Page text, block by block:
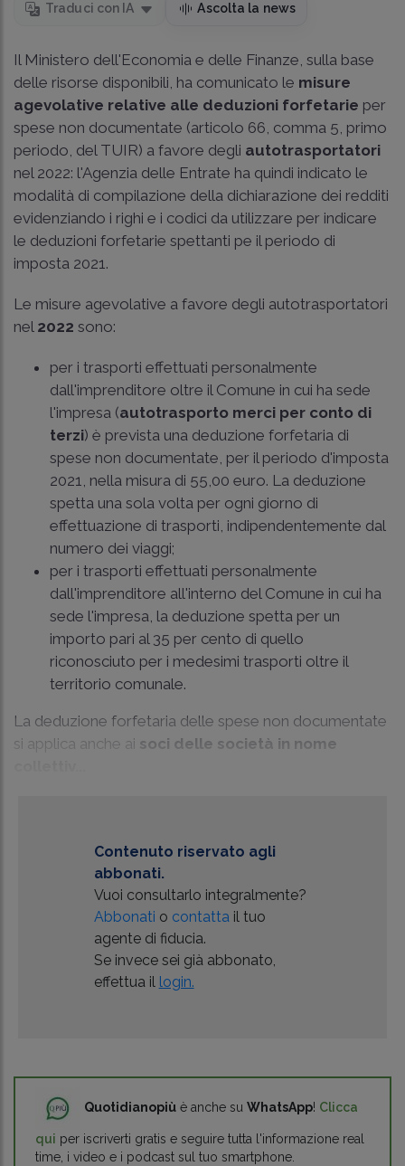
Traduci con IA Ascolta la news
Il Ministero dell'Economia e delle Finanze, sulla base
delle risorse disponibili, ha comunicato le misure
agevolative relative alle deduzioni forfetarie per
spese non documentate (articolo 66, comma 5, primo
periodo, del TUIR) a favore degli autotrasportatori
nel 2022: l'Agenzia delle Entrate ha quindi indicato le
modalità di compilazione della dichiarazione dei redditi
evidenziando i righi e i codici da utilizzare per indicare
le deduzioni forfetarie spettanti pe il periodo di
imposta 2021.
Le misure agevolative a favore degli autotrasportatori
nel 2022 sono:
per i trasporti effettuati personalmente
dall'imprenditore oltre il Comune in cui ha sede
l'impresa (autotrasporto merci per conto di
terzi) è prevista una deduzione forfetaria di
spese non documentate, per il periodo d'imposta
2021, nella misura di 55,00 euro. La deduzione
spetta una sola volta per ogni giorno di
effettuazione di trasporti, indipendentemente dal
numero dei viaggi;
per i trasporti effettuati personalmente
dall'imprenditore all'interno del Comune in cui ha
sede l'impresa, la deduzione spetta per un
importo pari al 35 per cento di quello
riconosciuto per i medesimi trasporti oltre il
territorio comunale.
La deduzione forfetaria delle spese non documentate
si applica anche ai soci delle società in nome
Contenuto riservato agli
abbonati.
Vuoi consultarlo integralmente?
Abbonati o contattail tuo
agente di fiducia.
Se invece sei già abbonato,
effettua il login.
Quotidianopiù è anche su WhatsApp! Clicca
qui per iscriverti gratis e seguire tutta l'informazione real
time, i video e i podcast sul tuo smartphone.